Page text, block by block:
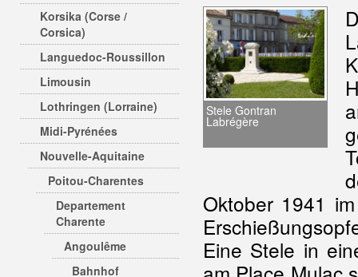
Korsika (Corse /
Corsica)
Languedoc-Roussillon
Limousin
Lothringen (Lorraine)
Midi-Pyrénées
Nouvelle-Aquitaine
Poitou-Charentes
Departement
Charente
Angoulême
Bahnhof
Stele Gontran
Labrégère
Oktober 1941
Eine Stele in